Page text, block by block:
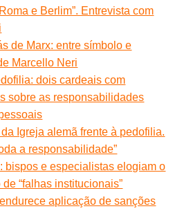
e Berlim”. Entrevista com
de Marx: entre símbolo e
Marcello Neri
dois cardeais com
sobre as responsabilidades
Igreja alemã frente à pedofilia.
a responsabilidade”
bispos e especialistas elogiam o
“falhas institucionais”
aplicação de sanções